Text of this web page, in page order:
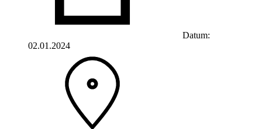
Datum:
02.01.2024